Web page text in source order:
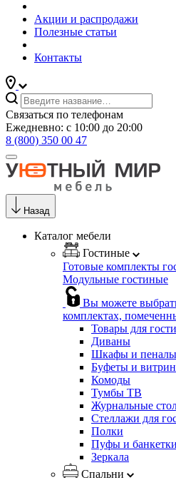
Акции и распродажи
Полезные статьи
Контакты
Связаться по телефонам
Ежедневно: с 10:00 до 20:00
8 (800) 350 00 47
Назад
Каталог мебели
Гостиные
Готовые комплекты
Модульные гостиные
Вы можете
комплектах,
Товары для
Диваны
Шкафы и пеналы
Буфеты и
Комоды
Тумбы ТВ
Журнальные
Стеллажи для
Полки
Пуфы и банкетки
Зеркала
Спальни